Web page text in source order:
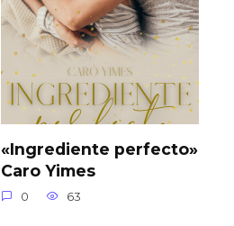
«Ingrediente perfecto»
Caro Yimes
0 63